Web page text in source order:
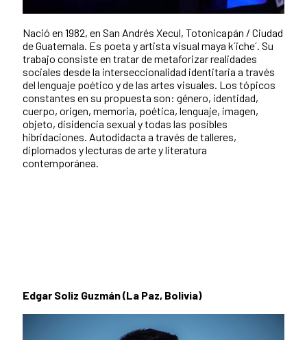
Nació en 1982, en San Andrés Xecul, Totonicapán / Ciudad
de Guatemala. Es poeta y artista visual maya k´iche´. Su
trabajo consiste en tratar de metaforizar realidades
sociales desde la interseccionalidad identitaria a través
del lenguaje poético y de las artes visuales. Los tópicos
constantes en su propuesta son: género, identidad,
cuerpo, origen, memoria, poética, lenguaje, imagen,
objeto, disidencia sexual y todas las posibles
hibridaciones. Autodidacta a través de talleres,
diplomados y lecturas de arte y literatura
contemporánea.
Edgar Soliz Guzmán (La Paz, Bolivia)